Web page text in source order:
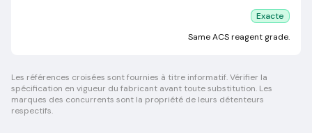
Exacte
Same ACS reagent grade.
Les références croisées sont fournies à titre informatif. Vérifier la
spécification en vigueur du fabricant avant toute substitution. Les
marques des concurrents sont la propriété de leurs détenteurs
respectifs.